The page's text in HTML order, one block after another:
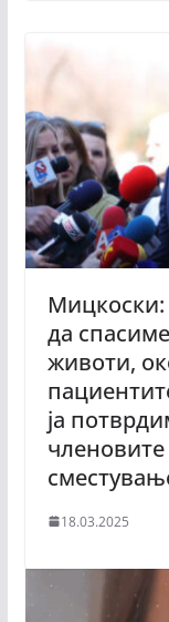
да
животи,
ја
членовите
18.03.2025